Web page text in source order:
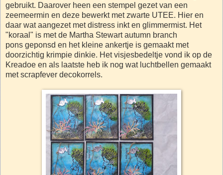
gebruikt. Daarover heen een stempel gezet van een
zeemeermin en deze bewerkt met zwarte UTEE. Hier en
daar wat aangezet met distress inkt en glimmermist. Het
"koraal" is met de Martha Stewart autumn branch
pons geponsd en het kleine ankertje is gemaakt met
doorzichtig krimpie dinkie. Het visjesbedeltje vond ik op de
Kreadoe en als laatste heb ik nog wat luchtbellen gemaakt
met scrapfever decokorrels.